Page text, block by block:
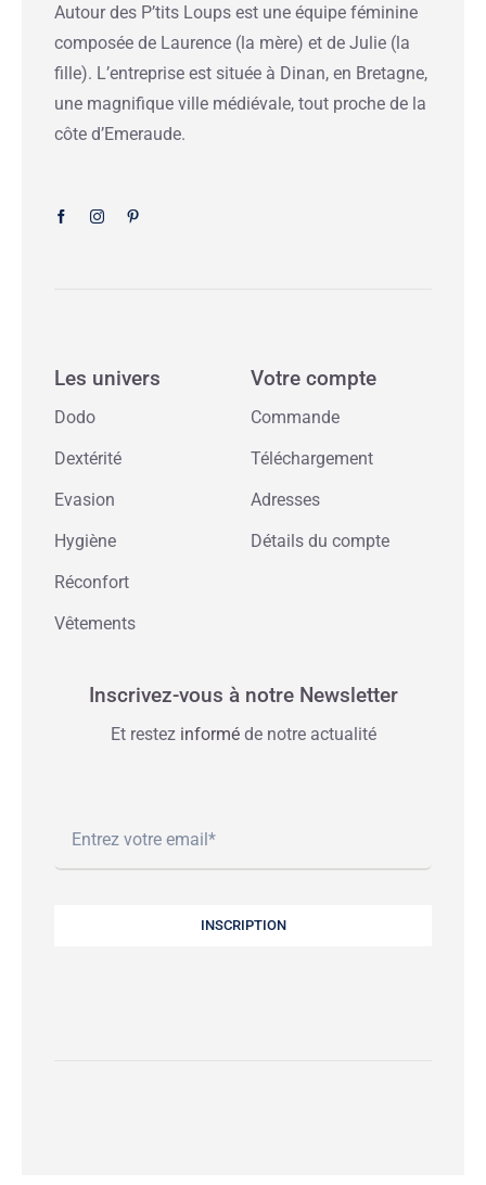
Autour des P’tits Loups est une équipe féminine
composée de Laurence (la mère) et de Julie (la
fille). L’entreprise est située à Dinan, en Bretagne,
une magnifique ville médiévale, tout proche de la
côte d’Emeraude.
Les univers
Dodo
Dextérité
Evasion
Hygiène
Réconfort
Vêtements
Votre compte
Commande
Téléchargement
Adresses
Détails du compte
Inscrivez-vous à notre Newsletter
Et restez informéde notre actualité
INSCRIPTION